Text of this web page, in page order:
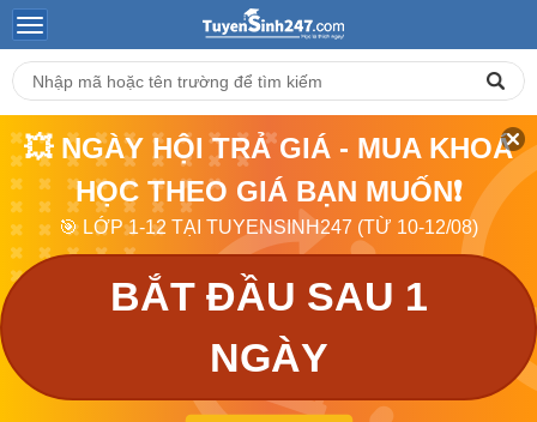
💥 NGÀY HỘI TRẢ GIÁ - MUA KHOÁ
HỌC THEO GIÁ BẠN MUỐN❗
🎯 LỚP 1-12 TẠI TUYENSINH247 (TỪ 10-12/08)
BẮT ĐẦU SAU 1
NGÀY